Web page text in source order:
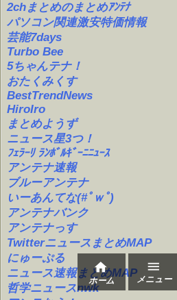
2chまとめのまとめｱﾝﾃﾅ
パソコン関連激安特価情報
芸能7days
Turbo Bee
5ちゃんテナ！
おたくみくす
BestTrendNews
HiroIro
まとめようず
ニュース星3つ！
ﾌｪﾗｰﾘ ﾗﾝﾎﾞﾙｷﾞｰﾆﾆｭｰｽ
アンテナ速報
ブルーアンテナ
いーあんてな(#ﾟｗﾟ)
アンテナバンク
アンテナっす
TwitterニュースまとめMAP
にゅーぷる
ニュース速報まとめMAP
哲学ニュースnwk

ホーム

メニュー